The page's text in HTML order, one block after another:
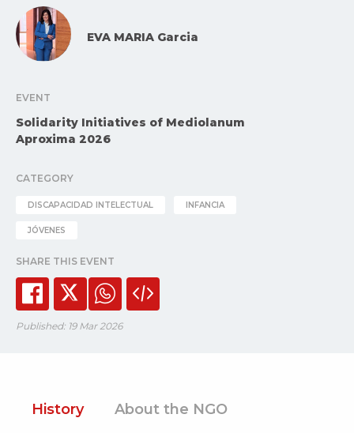
EVA MARIA Garcia
EVENT
Solidarity Initiatives of Mediolanum
Aproxima 2026
CATEGORY
DISCAPACIDAD INTELECTUAL INFANCIA
JÓVENES
SHARE THIS EVENT
Published: 19 Mar 2026
History About the NGO